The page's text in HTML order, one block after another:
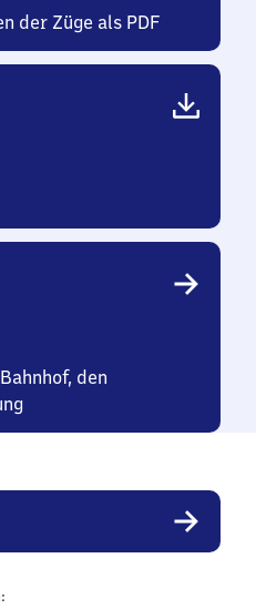
der Züge als PDF
den